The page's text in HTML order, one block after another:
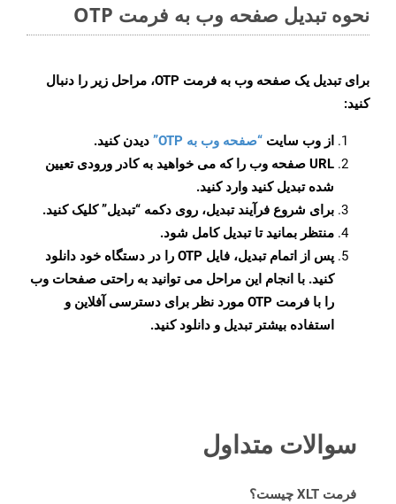
نحوه تبدیل صفحه وب به فرمت OTP
برای تبدیل یک صفحه وب به فرمت OTP، مراحل زیر را دنبال
کنید:
از وب سایت “صفحه وب به OTP”
دیدن کنید.
URL صفحه وب را که می خواهید به کادر ورودی تعیین
شده تبدیل کنید وارد کنید.
برای شروع فرآیند تبدیل، روی دکمه “تبدیل” کلیک کنید.
منتظر بمانید تا تبدیل کامل شود.
پس از اتمام تبدیل، فایل OTP را در دستگاه خود دانلود
کنید. با انجام این مراحل می توانید به راحتی صفحات وب
را با فرمت OTP مورد نظر برای دسترسی آفلاین و
استفاده بیشتر تبدیل و دانلود کنید.
سوالات متداول
فرمت XLT چیست؟